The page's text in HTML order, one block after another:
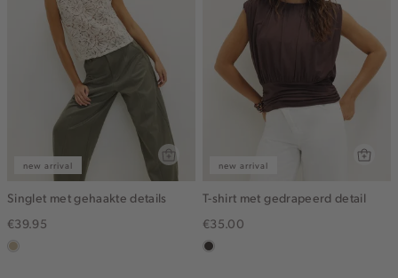
new arrival
Singlet met gehaakte details
€39.95
lichtzand
new arrival
T-shirt met gedrapeerd detail
€35.00
choco